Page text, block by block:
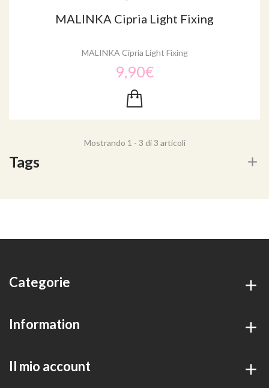
MALINKA Cipria Light Fixing
MALINKA Cipria Light Fixing
9,90€
Mostrando 1 - 3 di 3 articoli
Tags
Categorie
Information
Il mio account